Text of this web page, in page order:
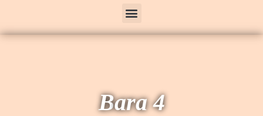
Bara 4